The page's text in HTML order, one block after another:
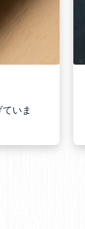
いま